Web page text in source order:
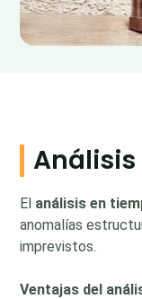
El análisis en
anomalías
imprevistos.
Ventajas del